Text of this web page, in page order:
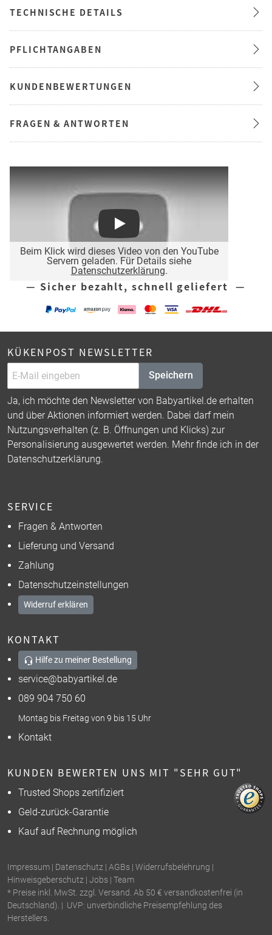
TECHNISCHE DETAILS
PFLICHTANGABEN
KUNDENBEWERTUNGEN
FRAGEN & ANTWORTEN
Beim Klick wird dieses Video von den YouTube
Servern geladen. Für Details siehe
Datenschutzerklärung.
Play
— Sicher bezahlt, schnell geliefert —
KÜKENPOST NEWSLETTER
Speichern
Ja, ich möchte den Newsletter von Babyartikel.de erhalten
und über Aktionen informiert werden. Dabei darf mein
Nutzungsverhalten (z. B. Öffnungen und Klicks) zur
Personalisierung ausgewertet werden. Mehr finde ich in der
Datenschutzerklärung.
SERVICE
Fragen & Antworten
Lieferung und Versand
Zahlung
Datenschutzeinstellungen
Widerruf erklären
KONTAKT
Hilfe zu meiner Bestellung
service@babyartikel.de
089 904 750 60
Montag bis Freitag von 9 bis 15 Uhr
Kontakt
KUNDEN BEWERTEN UNS MIT "SEHR GUT"
Trusted Shops zertifiziert
Geld-zurück-Garantie
Kauf auf Rechnung möglich
Impressum | Datenschutz | AGBs | Widerrufsbelehrung |
Hinweisgeberschutz | Jobs | Team
* Preise inkl. MwSt. zzgl. Versand. Ab 50 € versandkostenfrei (in
Deutschland). | UVP: unverbindliche Preisempfehlung des
Herstellers.